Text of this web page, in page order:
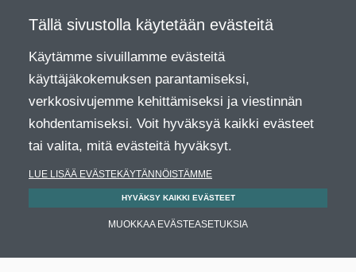
Tällä sivustolla käytetään evästeitä
Käytämme sivuillamme evästeitä
käyttäjäkokemuksen parantamiseksi,
verkkosivujemme kehittämiseksi ja viestinnän
kohdentamiseksi. Voit hyväksyä kaikki evästeet
tai valita, mitä evästeitä hyväksyt.
LUE LISÄÄ EVÄSTEKÄYTÄNNÖISTÄMME
HYVÄKSY KAIKKI EVÄSTEET
MUOKKAA EVÄSTEASETUKSIA